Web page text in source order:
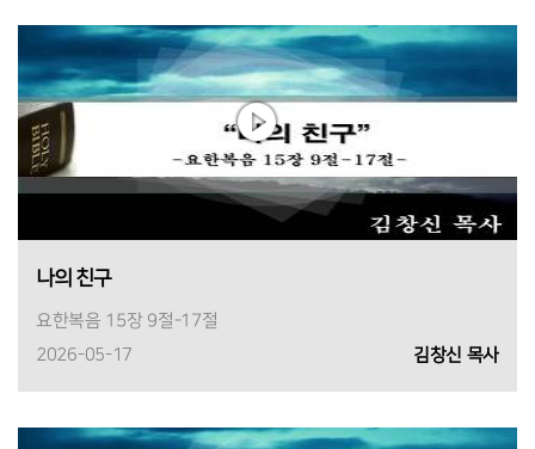
나의 친구
요한복음 15장 9절-17절
2026-05-17
김창신 목사